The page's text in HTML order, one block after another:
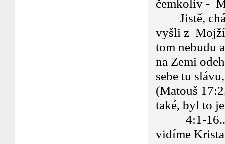
čemkoliv -
Jistě,
vyšli z
tom nebudu
na Zemi
sebe tu
(Matouš
také, byl to
4:1-16.. V
vidíme